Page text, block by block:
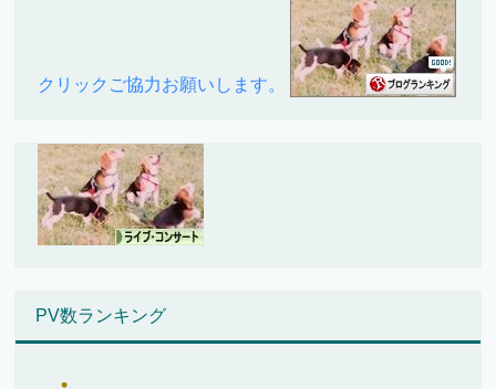
クリックご協力お願いします。
PV数ランキング